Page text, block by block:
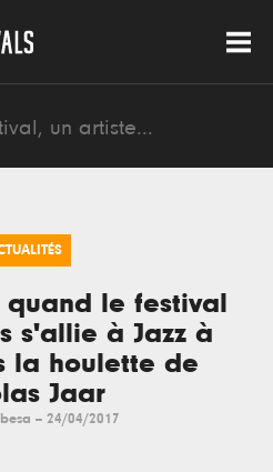
quand le festival
s'allie à Jazz à
la houlette de
Jaar
-- 24/04/2017